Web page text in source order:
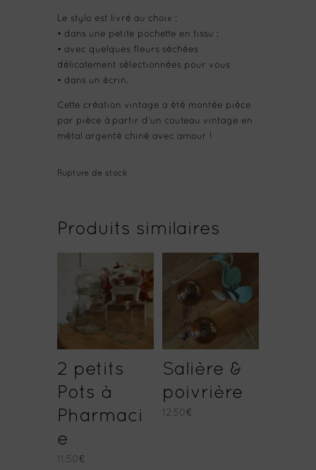
Le stylo est livré au choix :
• dans une petite pochette en tissu ;
• avec quelques fleurs séchées
délicatement sélectionnées pour vous
• dans un écrin.
Cette création vintage a été montée pièce
par pièce à partir d'un couteau vintage en
métal argenté chiné avec amour !
Rupture de stock
Produits similaires
2 petits
Pots à
Pharmaci
e
11.50€
Salière &
poivrière
12.50€